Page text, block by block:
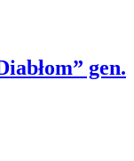
gen.